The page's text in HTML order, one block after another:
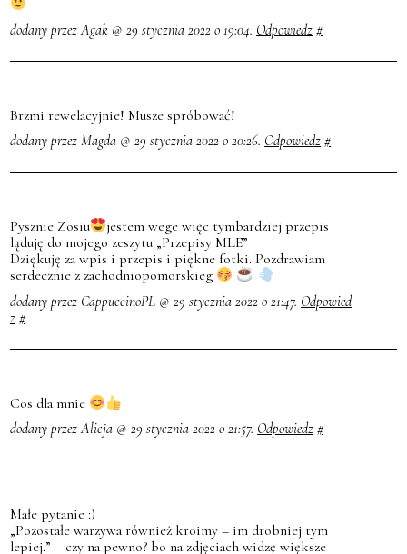
dodany przez Agak @ 29 stycznia 2022 o 19:04. Odpowiedz #
Brzmi rewelacyjnie! Musze spróbować!
dodany przez Magda @ 29 stycznia 2022 o 20:26. Odpowiedz #
Pysznie Zosiu
jestem wege więc tymbardziej przepis
ląduję do mojego zeszytu „Przepisy MLE”
Dziękuję za wpis i przepis i piękne fotki. Pozdrawiam
serdecznie z zachodniopomorskieg
dodany przez CappuccinoPL @ 29 stycznia 2022 o 21:47. Odpowied
z #
Cos dla mnie
dodany przez Alicja @ 29 stycznia 2022 o 21:57. Odpowiedz #
Małe pytanie :)
„Pozostałe warzywa również kroimy – im drobniej tym
lepiej.” – czy na pewno? bo na zdjęciach widzę większe